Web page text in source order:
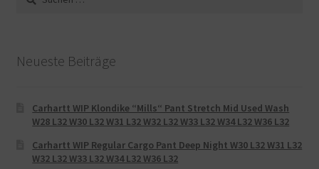
nach:
Neueste Beiträge
Carhartt WIP Klondike “Mills“ Pant Stretch Mid Used Wash
W28 L32 W30 L32 W31 L32 W32 L32 W33 L32 W34 L32 W36 L32
Carhartt WIP Regular Cargo Pant Deep Night W30 L32 W31 L32
W32 L32 W33 L32 W34 L32 W36 L32